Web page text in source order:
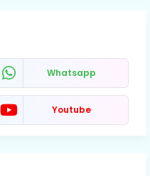
Whatsapp
Youtube